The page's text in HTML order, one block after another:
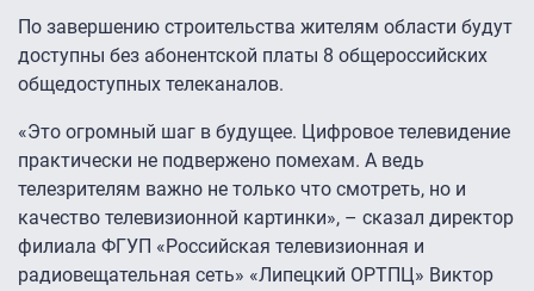
По завершению строительства жителям области будут
доступны без абонентской платы 8 общероссийских
общедоступных телеканалов.
«Это огромный шаг в будущее. Цифровое телевидение
практически не подвержено помехам. А ведь
телезрителям важно не только что смотреть, но и
качество телевизионной картинки», – сказал директор
филиала ФГУП «Российская телевизионная и
радиовещательная сеть» «Липецкий ОРТПЦ» Виктор